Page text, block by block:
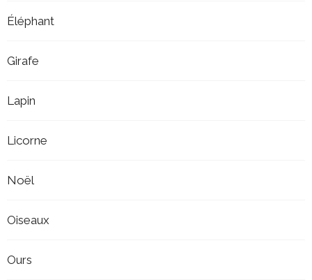
Éléphant
Girafe
Lapin
Licorne
Noël
Oiseaux
Ours